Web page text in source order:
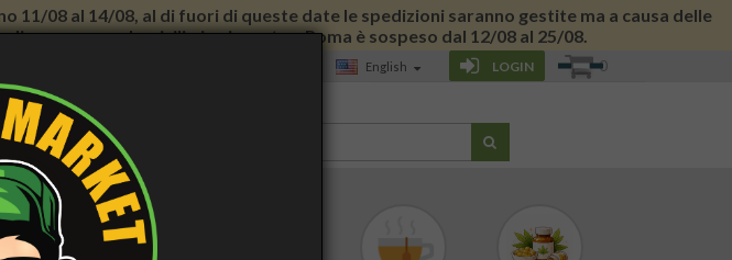
08 al 14/08, al di fuori di queste date le spedizioni saranno gestite ma a causa delle
a domicilio in giornata a Roma è sospeso dal 12/08 al 25/08.
English LOGIN 0
SMOCKER ACCESS.